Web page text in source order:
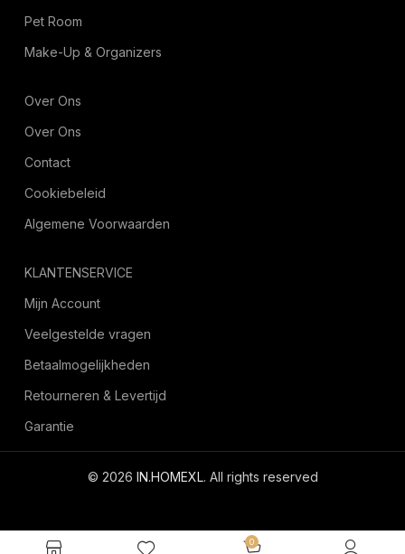
Pet Room
Make-Up & Organizers
Over Ons
Over Ons
Contact
Cookiebeleid
Algemene Voorwaarden
KLANTENSERVICE
Mijn Account
Veelgestelde vragen
Betaalmogelijkheden
Retourneren & Levertijd
Garantie
© 2026 IN.HOMEXL. All rights reserved
0